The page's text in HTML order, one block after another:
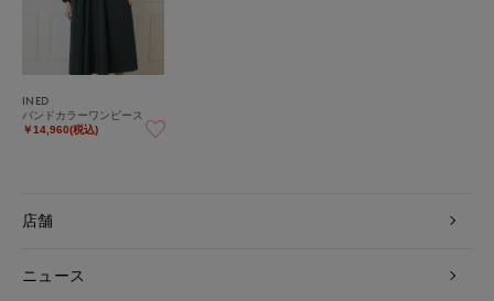
INED
バンドカラーワンピース
￥14,960(税込)
店舗
ニュース